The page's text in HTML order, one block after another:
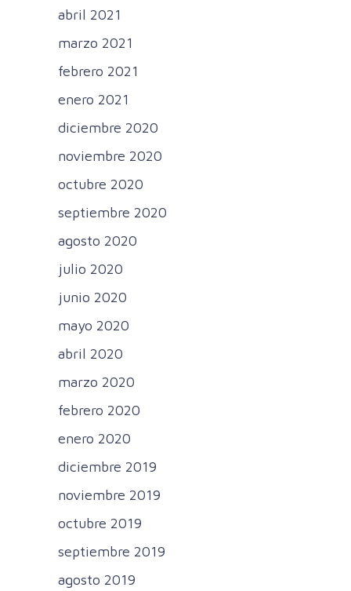
abril 2021
marzo 2021
febrero 2021
enero 2021
diciembre 2020
noviembre 2020
octubre 2020
septiembre 2020
agosto 2020
julio 2020
junio 2020
mayo 2020
abril 2020
marzo 2020
febrero 2020
enero 2020
diciembre 2019
noviembre 2019
octubre 2019
septiembre 2019
agosto 2019